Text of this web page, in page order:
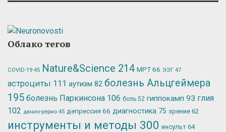
Облако тегов
COVID-19 45 Nature&Science 214 МРТ66 ЭЭГ 47
астроциты 111 аутизм 82 болезнь Альцгеймера
195 болезнь Паркинсона 106 боль 52 гиппокамп 93 глия
102 данио-рерио 45 депрессия 66 диагностика 75 зрение 62
инструменты и методы 300 инсульт 64